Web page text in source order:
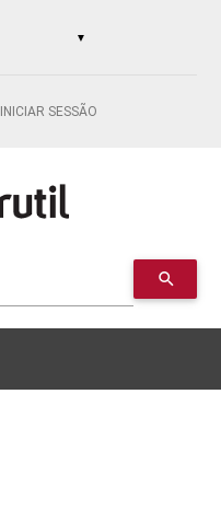
▼
INICIAR SESSÃO
search